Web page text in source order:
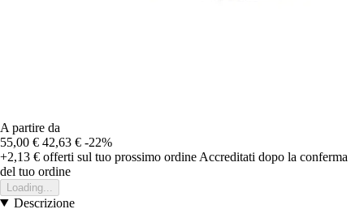
A partire da
55,00 € 42,63 € -22%
+2,13 € offerti sul tuo prossimo ordine Accreditati dopo la conferma
del tuo ordine
Loading...
Descrizione